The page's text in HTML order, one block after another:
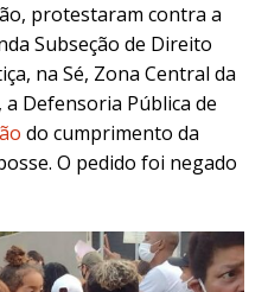
protestaram contra a
Subseção de Direito
na Sé, Zona Central da
a Defensoria Pública de
do cumprimento da
O pedido foi negado